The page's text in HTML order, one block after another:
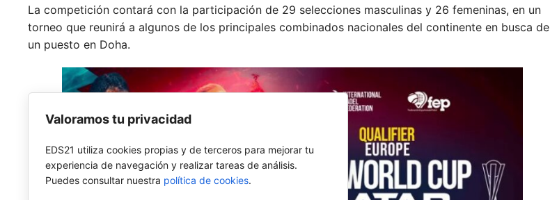
La competición contará con la participación de 29 selecciones masculinas y 26 femeninas, en un
torneo que reunirá a algunos de los principales combinados nacionales del continente en busca de
un puesto en Doha.
Valoramos tu privacidad
EDS21 utiliza cookies propias y de terceros para mejorar tu
experiencia de navegación y realizar tareas de análisis.
Puedes consultar nuestra política de cookies.